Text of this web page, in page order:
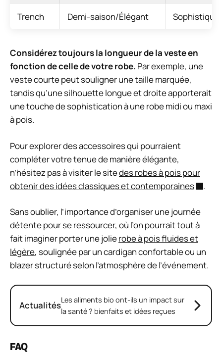
Trench Demi-saison/Élégant
Considérez toujours la longueur de la veste en
fonction de celle de votre robe. Par exemple, une
veste courte peut souligner une taille marquée,
tandis qu’une silhouette longue et droite apporterait
une touche de sophistication à une robe midi ou maxi
à pois.
Pour explorer des accessoires qui pourraient
compléter votre tenue de manière élégante,
n’hésitez pas à visiter le sitedes robes à pois pour
obtenir des idées classiques et contemporaines
.
Sans oublier, l’importance d’organiser une journée
détente pour se ressourcer, où l’on pourrait tout à
fait imaginer porter une jolierobe à pois fluides et
légère, soulignée par un cardigan confortable ou un
blazer structuré selon l’atmosphère de l’événement.
ActualitésLes aliments bio ont-ils un impact sur
la santé ? bienfaits et idées reçues
FAQ